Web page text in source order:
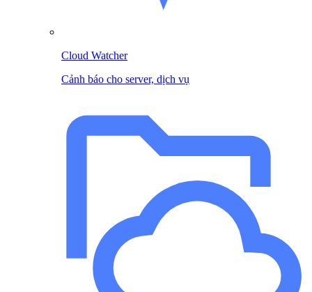
Cloud Watcher
Cảnh báo cho server, dịch vụ